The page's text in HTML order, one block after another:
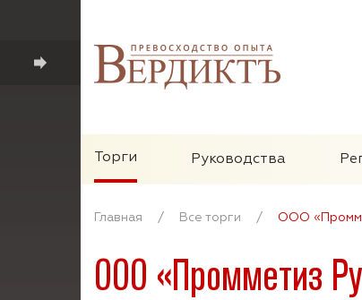
Торги Руководства
Главная / Все торги / ООО
ООО «Промметиз